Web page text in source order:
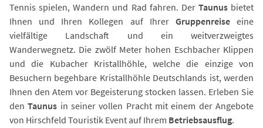
Tennis spielen, Wandern und Rad fahren. Der Taunusbietet
Ihnen und Ihren Kollegen auf Ihrer Gruppenreiseeine
vielfältige Landschaft und ein weitverzweigtes
Wanderwegnetz. Die zwölf Meter hohen Eschbacher Klippen
und die Kubacher Kristallhöhle, welche die einzige von
Besuchern begehbare Kristallhöhle Deutschlands ist, werden
Ihnen den Atem vor Begeisterung stocken lassen. Erleben Sie
denTaunus in seiner vollen Pracht mit einem der Angebote
von Hirschfeld Touristik Event auf Ihrem Betriebsausflug.